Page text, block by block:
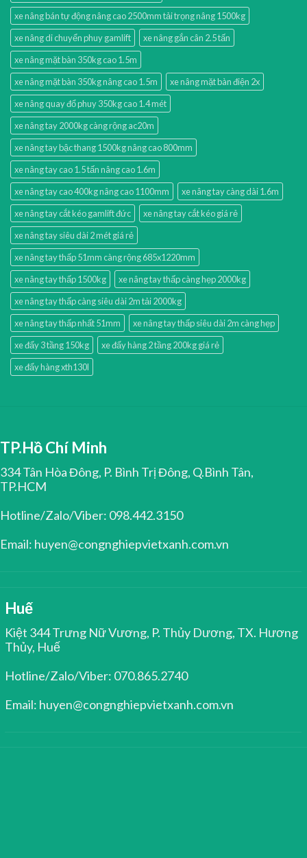
xe nâng bán tự động nâng cao 2500mm tải trọng nâng 1500kg
xe nâng di chuyển phuy gamlift
xe nâng gắn cân 2.5 tấn
xe nâng mặt bàn 350kg cao 1.5m
xe nâng mặt bàn 350kg nâng cao 1.5m
xe nâng mặt bàn điện 2x
xe nâng quay đổ phuy 350kg cao 1.4 mét
xe nâng tay 2000kg càng rộng ac20m
xe nâng tay bậc thang 1500kg nâng cao 800mm
xe nâng tay cao 1.5 tấn nâng cao 1.6m
xe nâng tay cao 400kg nâng cao 1100mm
xe nâng tay càng dài 1.6m
xe nâng tay cắt kéo gamlift đức
xe nâng tay cắt kéo giá rẻ
xe nâng tay siêu dài 2 mét giá rẻ
xe nâng tay thấp 51mm càng rộng 685x1220mm
xe nâng tay thấp 1500kg
xe nâng tay thấp càng hẹp 2000kg
xe nâng tay thấp càng siêu dài 2m tải 2000kg
xe nâng tay thấp nhất 51mm
xe nâng tay thấp siêu dài 2m càng hẹp
xe đẩy 3 tầng 150kg
xe đẩy hàng 2 tầng 200kg giá rẻ
xe đẩy hàng xth130l
TP.Hồ Chí Minh
334 Tân Hòa Đông, P. Bình Trị Đông, Q.Bình Tân,
TP.HCM
Hotline/Zalo/Viber: 098.442.3150
Email: huyen@congnghiepvietxanh.com.vn
Huế
Kiệt 344 Trưng Nữ Vương, P. Thủy Dương, TX. Hương
Thủy, Huế
Hotline/Zalo/Viber: 070.865.2740
Email: huyen@congnghiepvietxanh.com.vn